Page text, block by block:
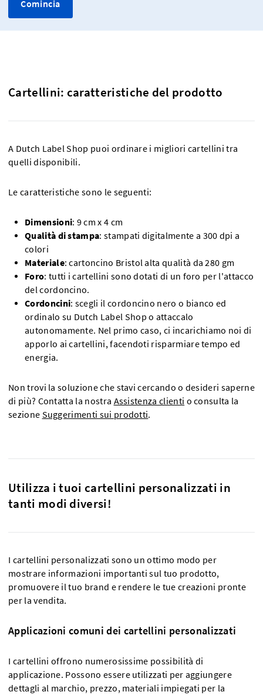
Comincia
Cartellini: caratteristiche del prodotto
A Dutch Label Shop puoi ordinare i migliori cartellini tra
quelli disponibili.
Le caratteristiche sono le seguenti:
Dimensioni: 9 cm x 4 cm
Qualità di stampa: stampati digitalmente a 300 dpi a
colori
Materiale: cartoncino Bristol alta qualità da 280 gm
Foro: tutti i cartellini sono dotati di un foro per l'attacco
del cordoncino.
Cordoncini: scegli il cordoncino nero o bianco ed
ordinalo su Dutch Label Shop o attaccalo
autonomamente. Nel primo caso, ci incarichiamo noi di
apporlo ai cartellini, facendoti risparmiare tempo ed
energia.
Non trovi la soluzione che stavi cercando o desideri saperne
di più? Contatta la nostra Assistenza clienti o consulta la
sezione Suggerimenti sui prodotti.
Utilizza i tuoi cartellini personalizzati in
tanti modi diversi!
I cartellini personalizzati sono un ottimo modo per
mostrare informazioni importanti sul tuo prodotto,
promuovere il tuo brand e rendere le tue creazioni pronte
per la vendita.
Applicazioni comuni dei cartellini personalizzati
I cartellini offrono numerosissime possibilità di
applicazione. Possono essere utilizzati per aggiungere
dettagli al marchio, prezzo, materiali impiegati per la